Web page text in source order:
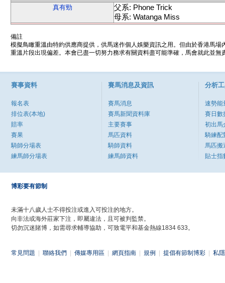
真有勁
父系: Phone Trick
母系: Watanga Miss
備註
模擬鳥瞰重溫由特約供應商提供，供馬迷作個人娛樂資訊之用。但由於香港馬
重溫片段出現偏差。本會已盡一切努力務求有關資料盡可能準確，馬會就此並
賽事資料
報名表
排位表(本地)
賠率
賽果
騎師分場表
練馬師分場表
賽馬消息及資訊
賽馬消息
賽馬新聞資料庫
主要賽事
馬匹資料
騎師資料
練馬師資料
分析
速勢能
賽日數
初出馬
騎練配
馬匹搬
貼士指
博彩要有節制
未滿十八歲人士不得投注或進入可投注的地方。
向非法或海外莊家下注，即屬違法，且可被判監禁。
切勿沉迷賭博，如需尋求輔導協助，可致電平和基金熱線1834 633。
常見問題 聯絡我們 傳媒專用區 網頁指南 規例 提倡有節制博彩 私